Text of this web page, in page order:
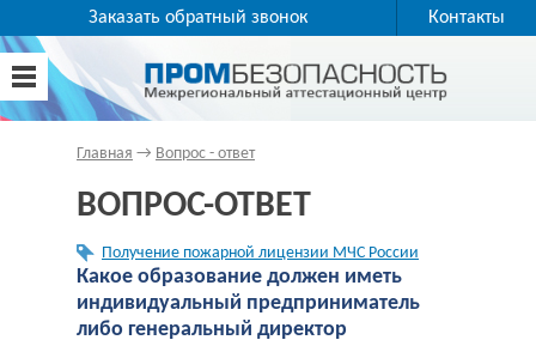
Заказать обратный звонок Контакты
Главная → Вопрос - ответ
ВОПРОС-ОТВЕТ
Получение пожарной лицензии МЧС России
Какое образование должен иметь
индивидуальный предприниматель
либо генеральный директор